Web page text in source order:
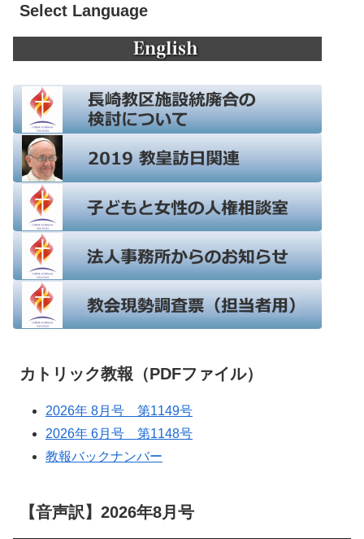
Select Language
カトリック教報（PDFファイル）
2026年 8月号 第1149号
2026年 6月号 第1148号
教報バックナンバー
【音声訳】2026年8月号